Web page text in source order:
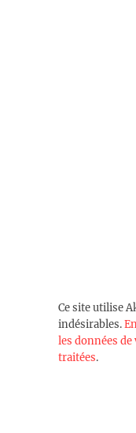
Ce site utilise
indésirables.
les données
traitées.